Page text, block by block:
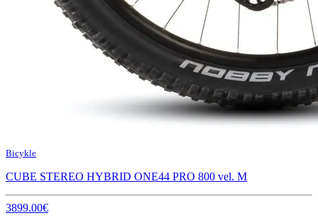
Bicykle
CUBE STEREO HYBRID ONE44 PRO 800 vel. M
3899.00€